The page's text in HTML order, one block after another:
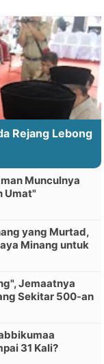
Rejang Lebong
Munculnya
Umat"
yang Murtad,
Minang untuk
Jemaatnya
Sekitar 500-an
31 Kali?